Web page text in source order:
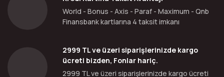
World - Bonus - Axis - Paraf - Maximum - Qnb
Finansbank kartlarına 4 taksit imkanı
2999 TL ve üzeri siparişlerinizde kargo
ücreti bizden, Fonlar hariç.
2999 TL ve üzeri siparişlerinizde kargo ücreti